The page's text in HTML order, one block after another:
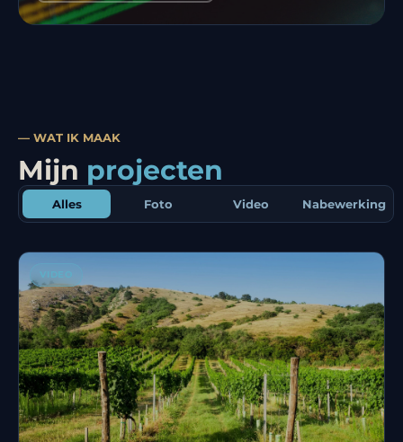
— WAT IK MAAK
Mijn projecten
Alles Foto Video Nabewerking